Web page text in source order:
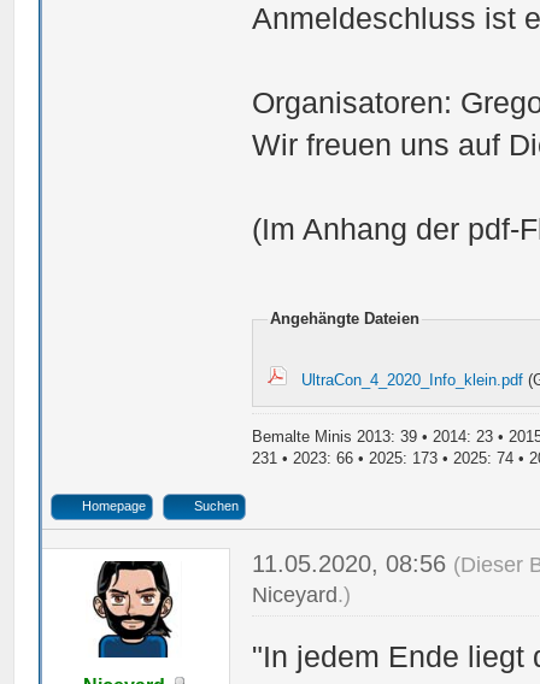
Anmeldeschluss ist
Organisatoren:
Wir freuen uns auf
(Im Anhang der pdf-
Angehängte Dateien
UltraCon_4_2020_Info_klein.pdf
Bemalte Minis 2013: 39 • 2014: 23 •
231 • 2023: 66 • 2025: 173 • 2025: 74 •
Homepage Suchen
11.05.2020, 08:56 (Dieser
Niceyard.)
"In jedem Ende liegt